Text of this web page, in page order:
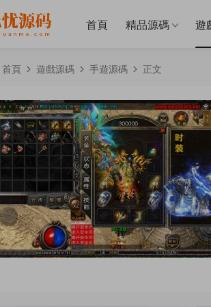
首頁 精品源碼 遊
首頁 遊戲源碼 手遊源碼 正文